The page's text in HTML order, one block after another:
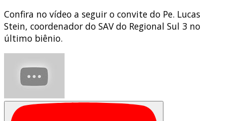
Confira no vídeo a seguir o convite do Pe. Lucas
Stein, coordenador do SAV do Regional Sul 3 no
último biênio.